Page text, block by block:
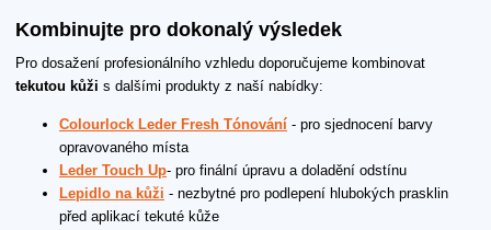
Kombinujte pro dokonalý výsledek
Pro dosažení profesionálního vzhledu doporučujeme kombinovat
tekutou kůži s dalšími produkty z naší nabídky:
Colourlock Leder Fresh Tónování - pro sjednocení barvy
opravovaného místa
Leder Touch Up- pro finální úpravu a doladění odstínu
Lepidlo na kůži - nezbytné pro podlepení hlubokých prasklin
před aplikací tekuté kůže